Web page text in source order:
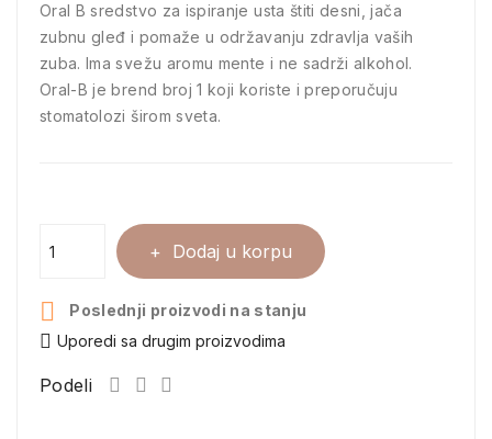
Oral B sredstvo za ispiranje usta štiti desni, jača
zubnu gleđ i pomaže u održavanju zdravlja vaših
zuba. Ima svežu aromu mente i ne sadrži alkohol.
Oral-B je brend broj 1 koji koriste i preporučuju
stomatolozi širom sveta.
Dodaj u korpu

Poslednji proizvodi na stanju
Uporedi sa drugim proizvodima
Podeli